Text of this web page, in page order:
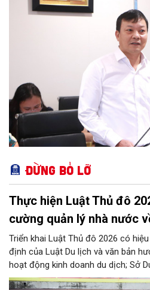
Đừng bỏ lỡ
Thực hiện Luật Thủ đô
cường quản lý nhà nước
Triển khai Luật Thủ đô 2026 có
định của Luật Du lịch và văn bản
hoạt động kinh doanh du dịch; Sở
chức, đơn vị, doanh nghiệp kinh